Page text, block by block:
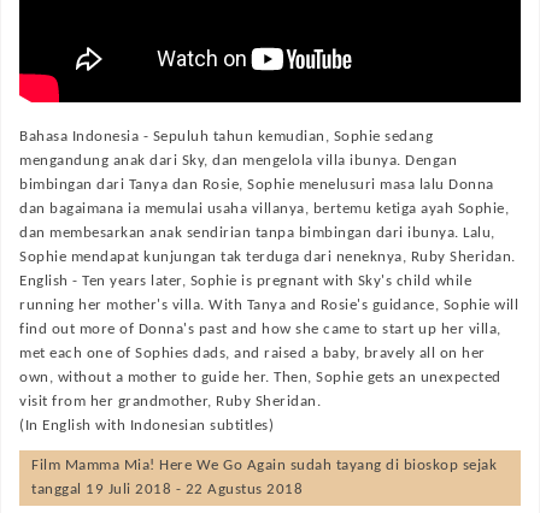
Bahasa Indonesia - Sepuluh tahun kemudian, Sophie sedang
mengandung anak dari Sky, dan mengelola villa ibunya. Dengan
bimbingan dari Tanya dan Rosie, Sophie menelusuri masa lalu Donna
dan bagaimana ia memulai usaha villanya, bertemu ketiga ayah Sophie,
dan membesarkan anak sendirian tanpa bimbingan dari ibunya. Lalu,
Sophie mendapat kunjungan tak terduga dari neneknya, Ruby Sheridan.
English - Ten years later, Sophie is pregnant with Sky's child while
running her mother's villa. With Tanya and Rosie's guidance, Sophie will
find out more of Donna's past and how she came to start up her villa,
met each one of Sophies dads, and raised a baby, bravely all on her
own, without a mother to guide her. Then, Sophie gets an unexpected
visit from her grandmother, Ruby Sheridan.
(In English with Indonesian subtitles)
Film Mamma Mia! Here We Go Again sudah tayang di bioskop sejak
tanggal 19 Juli 2018 - 22 Agustus 2018